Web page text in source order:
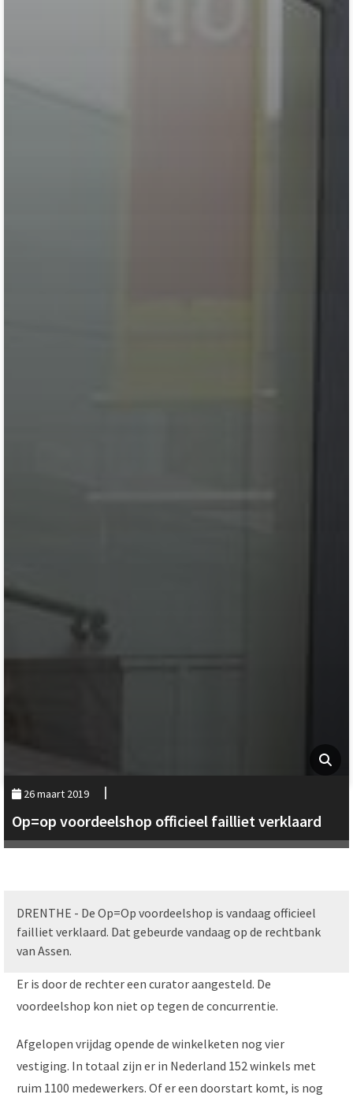
26 maart 2019
Op=op voordeelshop officieel failliet verklaard
DRENTHE - De Op=Op voordeelshop is vandaag officieel
failliet verklaard. Dat gebeurde vandaag op de rechtbank
van Assen.
Er is door de rechter een curator aangesteld. De
voordeelshop kon niet op tegen de concurrentie.
Afgelopen vrijdag opende de winkelketen nog vier
vestiging. In totaal zijn er in Nederland 152 winkels met
ruim 1100 medewerkers. Of er een doorstart komt, is nog